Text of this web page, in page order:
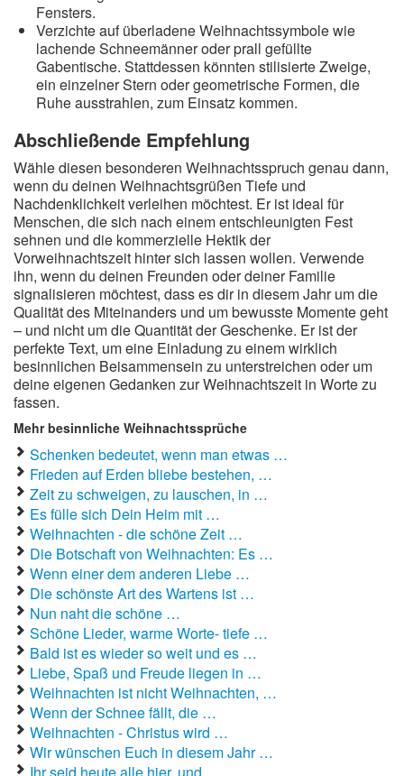
Fensters.
Verzichte auf überladene Weihnachtssymbole wie
lachende Schneemänner oder prall gefüllte
Gabentische. Stattdessen könnten stilisierte Zweige,
ein einzelner Stern oder geometrische Formen, die
Ruhe ausstrahlen, zum Einsatz kommen.
Abschließende Empfehlung
Wähle diesen besonderen Weihnachtsspruch genau dann,
wenn du deinen Weihnachtsgrüßen Tiefe und
Nachdenklichkeit verleihen möchtest. Er ist ideal für
Menschen, die sich nach einem entschleunigten Fest
sehnen und die kommerzielle Hektik der
Vorweihnachtszeit hinter sich lassen wollen. Verwende
ihn, wenn du deinen Freunden oder deiner Familie
signalisieren möchtest, dass es dir in diesem Jahr um die
Qualität des Miteinanders und um bewusste Momente geht
– und nicht um die Quantität der Geschenke. Er ist der
perfekte Text, um eine Einladung zu einem wirklich
besinnlichen Beisammensein zu unterstreichen oder um
deine eigenen Gedanken zur Weihnachtszeit in Worte zu
fassen.
Mehr besinnliche Weihnachtssprüche
Schenken bedeutet, wenn man etwas …
Frieden auf Erden bliebe bestehen, …
Zeit zu schweigen, zu lauschen, in …
Es fülle sich Dein Heim mit …
Weihnachten - die schöne Zeit …
Die Botschaft von Weihnachten: Es …
Wenn einer dem anderen Liebe …
Die schönste Art des Wartens ist …
Nun naht die schöne …
Schöne Lieder, warme Worte- tiefe …
Bald ist es wieder so weit und es …
Liebe, Spaß und Freude liegen in …
Weihnachten ist nicht Weihnachten, …
Wenn der Schnee fällt, die …
Weihnachten - Christus wird …
Wir wünschen Euch in diesem Jahr …